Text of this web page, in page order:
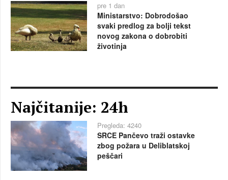
pre 1 dan
Ministarstvo: Dobrodošao
svaki predlog za bolji tekst
novog zakona o dobrobiti
životinja
Najčitanije: 24h
Pregleda: 4240
SRCE Pančevo traži ostavke
zbog požara u Deliblatskoj
peščari